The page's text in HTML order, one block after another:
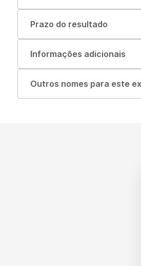
Prazo do resultado
Informações adicionais
Outros nomes para este